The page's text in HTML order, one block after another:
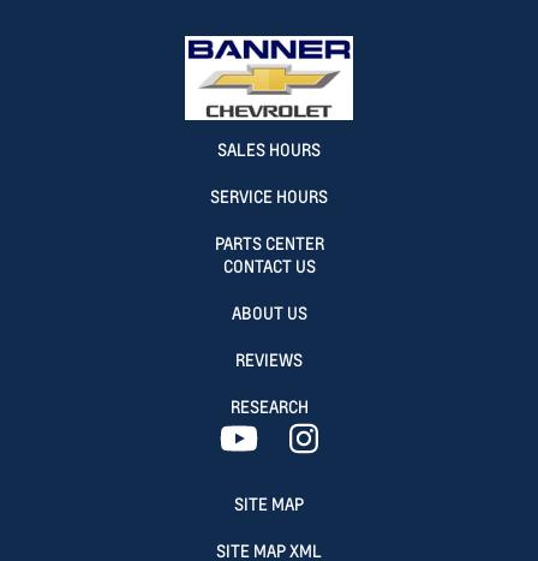
SALES HOURS
SERVICE HOURS
PARTS CENTER
CONTACT US
ABOUT US
REVIEWS
RESEARCH
SITE MAP
SITE MAP XML